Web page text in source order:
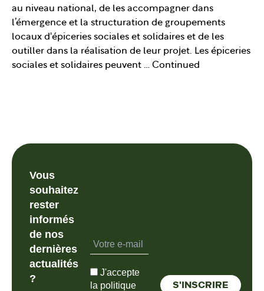
au niveau national, de les accompagner dans
l’émergence et la structuration de groupements
locaux d'épiceries sociales et solidaires et de les
outiller dans la réalisation de leur projet. Les épiceries
sociales et solidaires peuvent … Continued
Vous
souhaitez
rester
informés
de nos
dernières
actualités
?
J'accepte
la politique